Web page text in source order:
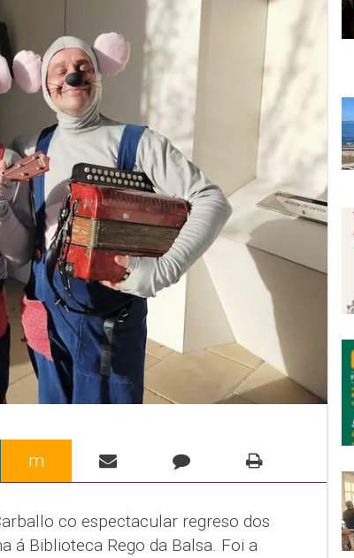
m
co espectacular regreso dos
á Biblioteca Rego da Balsa. Foi a